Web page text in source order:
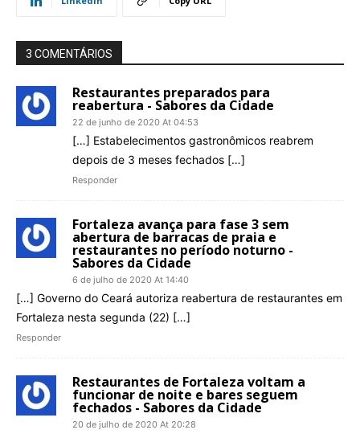
3 COMENTÁRIOS
Restaurantes preparados para
reabertura - Sabores da Cidade
22 de junho de 2020 At 04:53
[…] Estabelecimentos gastronômicos reabrem
depois de 3 meses fechados […]
Responder
Fortaleza avança para fase 3 sem
abertura de barracas de praia e
restaurantes no período noturno -
Sabores da Cidade
6 de julho de 2020 At 14:40
[…] Governo do Ceará autoriza reabertura de restaurantes em
Fortaleza nesta segunda (22) […]
Responder
Restaurantes de Fortaleza voltam a
funcionar de noite e bares seguem
fechados - Sabores da Cidade
20 de julho de 2020 At 20:28